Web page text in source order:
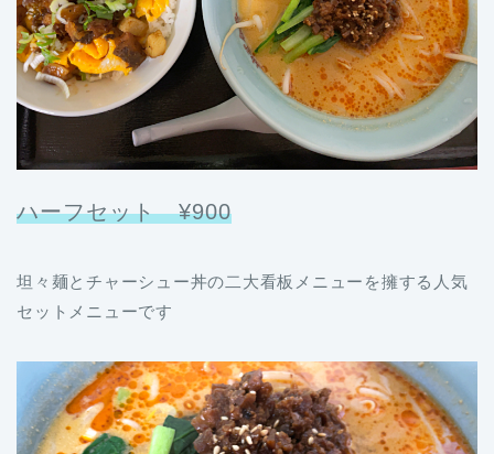
ハーフセット ¥900
坦々麺とチャーシュー丼の二大看板メニューを擁する人気
セットメニューです